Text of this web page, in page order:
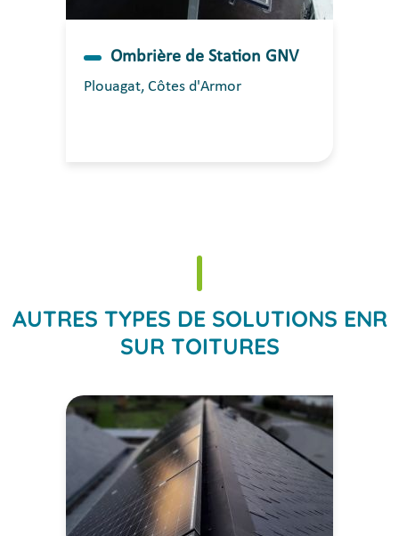
Ombrière de Station GNV
Plouagat, Côtes d'Armor
AUTRES TYPES DE SOLUTIONS ENR
SUR TOITURES